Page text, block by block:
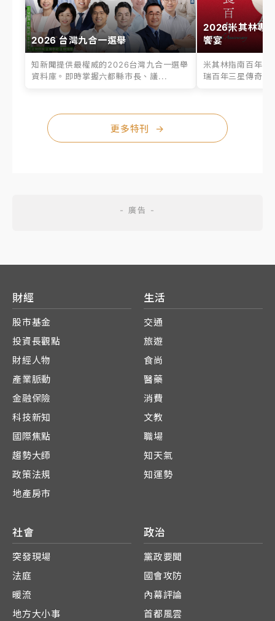
2026 台灣九合一選舉
知新聞提供最權威的2026台灣九合一選舉
資料庫。即時掌握六都縣市長、議...
2026米其林專
饗宴
米其林指南百年之
瑞百年三星傳奇、
更多特刊 →
財經
股市基金
投資長觀點
財經人物
產業脈動
金融保險
科技新知
國際焦點
趨勢大師
政策法規
地產房市
生活
交通
旅遊
食尚
醫藥
消費
文教
職場
知天氣
知運勢
社會
突發現場
法庭
暖流
地方大小事
政治
黨政要聞
國會攻防
內幕評論
首都風雲